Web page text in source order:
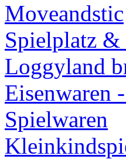
Moveandstic
Spielplatz &
Loggyland
Eisenwaren
Spielwaren